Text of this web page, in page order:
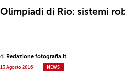
Olimpiadi di Rio: sistemi
di Redazione fotografia.it
13 Agosto 2016 NEWS